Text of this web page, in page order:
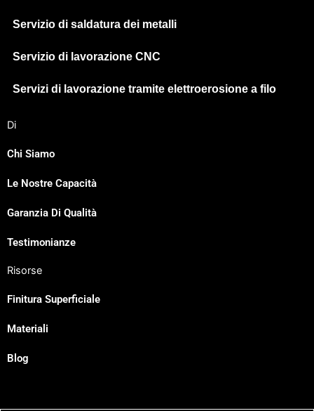
Servizio di saldatura dei metalli
Servizio di lavorazione CNC
Servizi di lavorazione tramite elettroerosione a filo
Di
Chi Siamo
Le Nostre Capacità
Garanzia Di Qualità
Testimonianze
Risorse
Finitura Superficiale
Materiali
Blog